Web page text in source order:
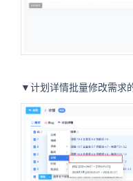
▼计划详情批量修改需求